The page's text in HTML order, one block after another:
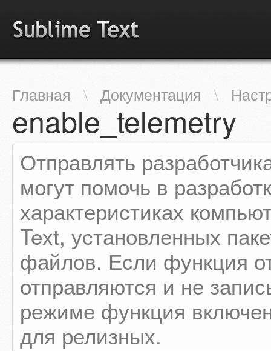
Главная \ Документация \
enable_telemetry
Отправлять
могут помочь в
характеристиках
Text, установленных
файлов. Если функция
отправляются и не
режиме функция
для релизных.